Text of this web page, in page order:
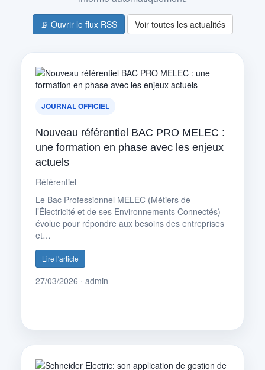
📡 Ouvrir le flux RSS Voir toutes les actualités
JOURNAL OFFICIEL
Nouveau référentiel BAC PRO MELEC :
une formation en phase avec les enjeux
actuels
Référentiel
Le Bac Professionnel MELEC (Métiers de
l’Électricité et de ses Environnements Connectés)
évolue pour répondre aux besoins des entreprises
et…
Lire l'article
27/03/2026 · admin